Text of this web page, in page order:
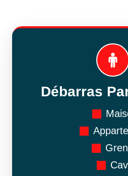
Débarras